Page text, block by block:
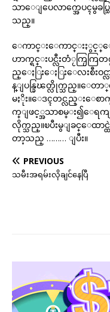
သာေျပေလာက္အေပၚမွခ
သည္။
ေကာင္းေကာင္းႏွင့္
ဟာက္ရင္းပင္လီးတံႂကြႂကြ
ည္ေႏြးေႏြးေလးစီးဝ
န္ျပန္ခြၽတ္လိုက္သည္။ေ
မႏိုး။ေဒၚတင္လည္းေစ
က္ျဖင့္အသာစမ္း၍ေရက
လိုက္သည္။ၿပီးမွျခင္ေထာ
တာ့သည္ ……… ျပီး။
PREVIOUS
သမီးအရမ်းလိုချင်နေပြီ